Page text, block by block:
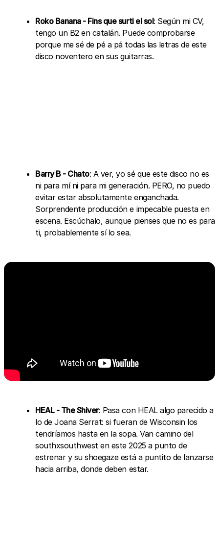
Roko Banana - Fins que surti el sol: Según mi CV,
tengo un B2 en catalán. Puede comprobarse
porque me sé de pé a pá todas las letras de este
disco noventero en sus guitarras.
Barry B - Chato: A ver, yo sé que este disco no es
ni para mí ni para mi generación. PERO, no puedo
evitar estar absolutamente enganchada.
Sorprendente producción e impecable puesta en
escena. Escúchalo, aunque pienses que no es para
ti, probablemente sí lo sea.
HEAL - The Shiver: Pasa con HEAL algo parecido a
lo de Joana Serrat: si fueran de Wisconsin los
tendríamos hasta en la sopa. Van camino del
southxsouthwest en este 2025 a punto de
estrenar y su shoegaze está a puntito de lanzarse
hacia arriba, donde deben estar.